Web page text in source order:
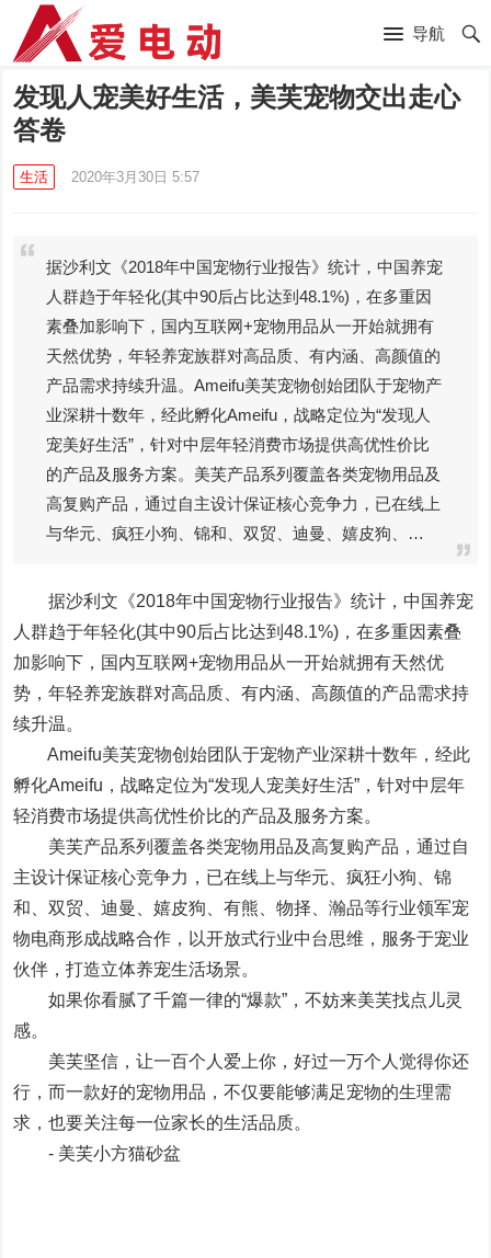
导航
发现人宠美好生活，美芙宠物交出走心
答卷
生活 2020年3月30日 5:57
据沙利文《2018年中国宠物行业报告》统计，中国养宠
人群趋于年轻化(其中90后占比达到48.1%)，在多重因
素叠加影响下，国内互联网+宠物用品从一开始就拥有
天然优势，年轻养宠族群对高品质、有内涵、高颜值的
产品需求持续升温。Ameifu美芙宠物创始团队于宠物产
业深耕十数年，经此孵化Ameifu，战略定位为“发现人
宠美好生活”，针对中层年轻消费市场提供高优性价比
的产品及服务方案。美芙产品系列覆盖各类宠物用品及
高复购产品，通过自主设计保证核心竞争力，已在线上
与华元、疯狂小狗、锦和、双贸、迪曼、嬉皮狗、…
据沙利文《2018年中国宠物行业报告》统计，中国养宠
人群趋于年轻化(其中90后占比达到48.1%)，在多重因素叠
加影响下，国内互联网+宠物用品从一开始就拥有天然优
势，年轻养宠族群对高品质、有内涵、高颜值的产品需求持
续升温。
Ameifu美芙宠物创始团队于宠物产业深耕十数年，经此
孵化Ameifu，战略定位为“发现人宠美好生活”，针对中层年
轻消费市场提供高优性价比的产品及服务方案。
美芙产品系列覆盖各类宠物用品及高复购产品，通过自
主设计保证核心竞争力，已在线上与华元、疯狂小狗、锦
和、双贸、迪曼、嬉皮狗、有熊、物择、瀚品等行业领军宠
物电商形成战略合作，以开放式行业中台思维，服务于宠业
伙伴，打造立体养宠生活场景。
如果你看腻了千篇一律的“爆款”，不妨来美芙找点儿灵
感。
美芙坚信，让一百个人爱上你，好过一万个人觉得你还
行，而一款好的宠物用品，不仅要能够满足宠物的生理需
求，也要关注每一位家长的生活品质。
- 美芙小方猫砂盆